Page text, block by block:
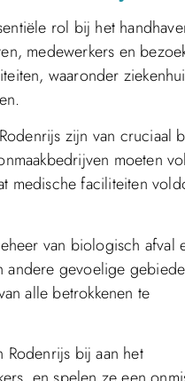
rol bij het
medewerkers en
waaronder
zijn van cruciaal
moeten
medische faciliteiten
van biologisch afval
andere gevoelige
alle betrokkenen te
bij aan het